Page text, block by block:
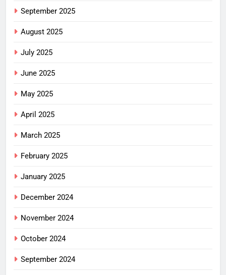
September 2025
August 2025
July 2025
June 2025
May 2025
April 2025
March 2025
February 2025
January 2025
December 2024
November 2024
October 2024
September 2024